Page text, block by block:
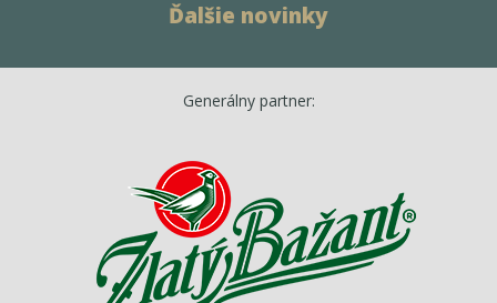
Ďalšie novinky
Generálny partner: